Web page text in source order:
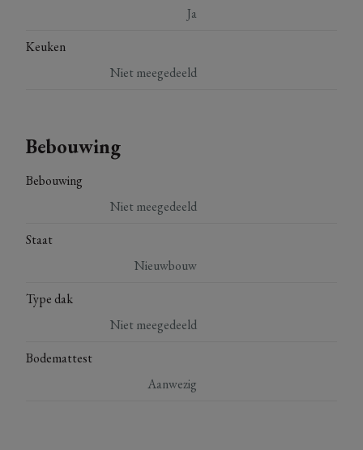
Ja
Keuken
Niet meegedeeld
Bebouwing
Bebouwing
Niet meegedeeld
Staat
Nieuwbouw
Type dak
Niet meegedeeld
Bodemattest
Aanwezig